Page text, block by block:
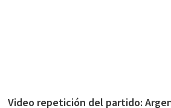
Video repetición del partido: